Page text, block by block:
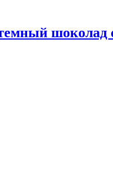
шоколад